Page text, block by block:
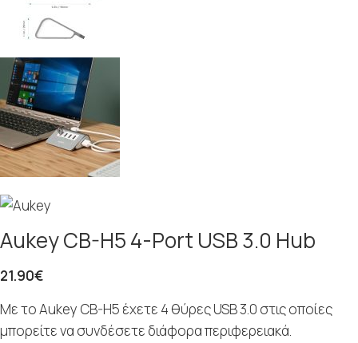
Aukey CB-H5 4-Port USB 3.0 Hub
21.90€
Με το Aukey CB-H5 έχετε 4 θύρες USB 3.0 στις οποίες
μπορείτε να συνδέσετε διάφορα περιφερειακά.